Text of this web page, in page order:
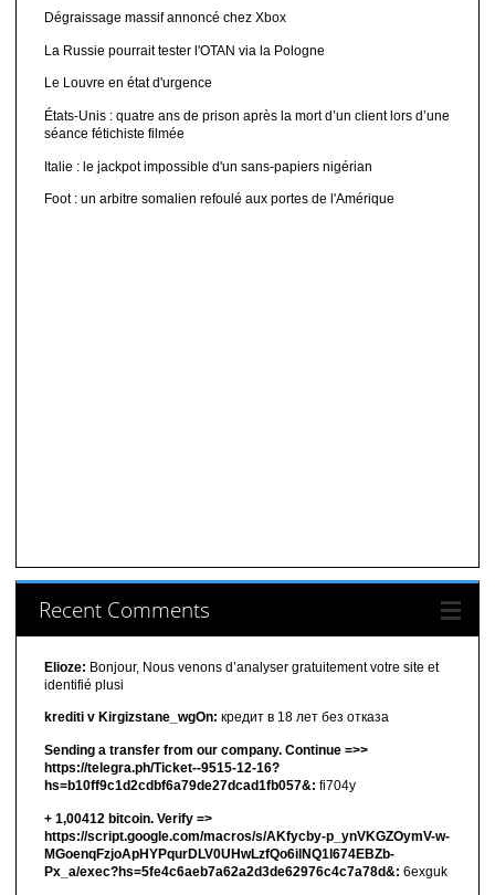
Dégraissage massif annoncé chez Xbox
La Russie pourrait tester l'OTAN via la Pologne
Le Louvre en état d'urgence
États-Unis : quatre ans de prison après la mort d’un client lors d’une
séance fétichiste filmée
Italie : le jackpot impossible d'un sans-papiers nigérian
Foot : un arbitre somalien refoulé aux portes de l'Amérique
Recent Comments
Elioze: Bonjour, Nous venons d’analyser gratuitement votre site et
identifié plusi
krediti v Kirgizstane_wgOn: кредит в 18 лет без отказа
Sending a transfer from our company. Continue =>>
https://telegra.ph/Ticket--9515-12-16?
hs=b10ff9c1d2cdbf6a79de27dcad1fb057&: fi704y
+ 1,00412 bitсоin. Verify =>
https://script.google.com/macros/s/AKfycby-p_ynVKGZOymV-w-
MGoenqFzjoApHYPqurDLV0UHwLzfQo6ilNQ1l674EBZb-
Px_a/exec?hs=5fe4c6aeb7a62a2d3de62976c4c7a78d&: 6exguk